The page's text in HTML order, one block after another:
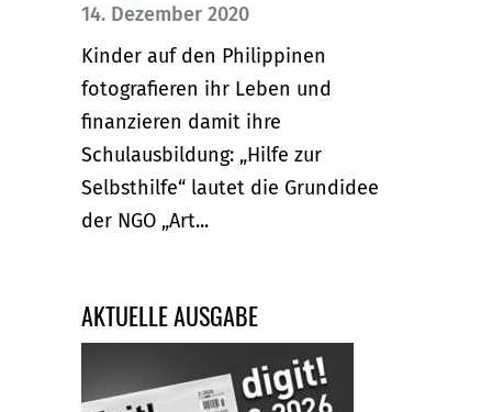
14. Dezember 2020
Kinder auf den Philippinen
fotografieren ihr Leben und
finanzieren damit ihre
Schulausbildung: „Hilfe zur
Selbsthilfe“ lautet die Grundidee
der NGO „Art...
AKTUELLE AUSGABE